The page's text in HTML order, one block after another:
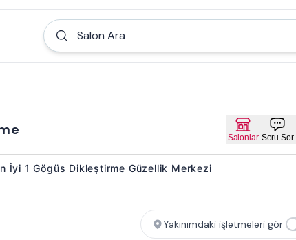
Salon Ara
Salonlar Soru Sor
İyi 1 Gögüs Dikleştirme Güzellik Merkezi
Yakınımdaki işletmeleri gör